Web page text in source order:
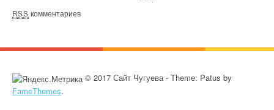
RSS комментариев
© 2017 Сайт Чугуева - Theme: Patus by
FameThemes.